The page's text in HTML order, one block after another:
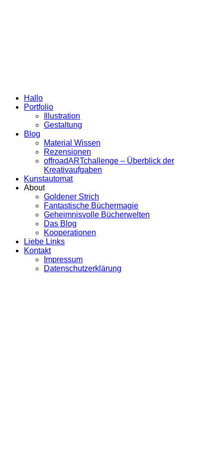
Hallo
Portfolio
Illustration
Gestaltung
Blog
Material Wissen
Rezensionen
offroadARTchallenge – Überblick der
Kreativaufgaben
Kunstautomat
About
Goldener Strich
Fantastische Büchermagie
Geheimnisvolle Bücherwelten
Das Blog
Kooperationen
Liebe Links
Kontakt
Impressum
Datenschutzerklärung